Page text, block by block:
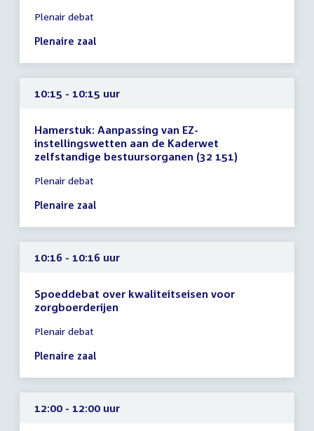
vergadering
10:15
10:15
uur
Plenair debat
Plenaire zaal
10:15 - 10:15 uur
Hamerstuk: Aanpassing van EZ-
instellingswetten aan de Kaderwet
zelfstandige bestuursorganen (32 151)
vergadering
10:15
10:15
uur
Plenair debat
Plenaire zaal
10:16 - 10:16 uur
Spoeddebat over kwaliteitseisen voor
zorgboerderijen
vergadering
10:16
10:16
uur
Plenair debat
Plenaire zaal
12:00 - 12:00 uur